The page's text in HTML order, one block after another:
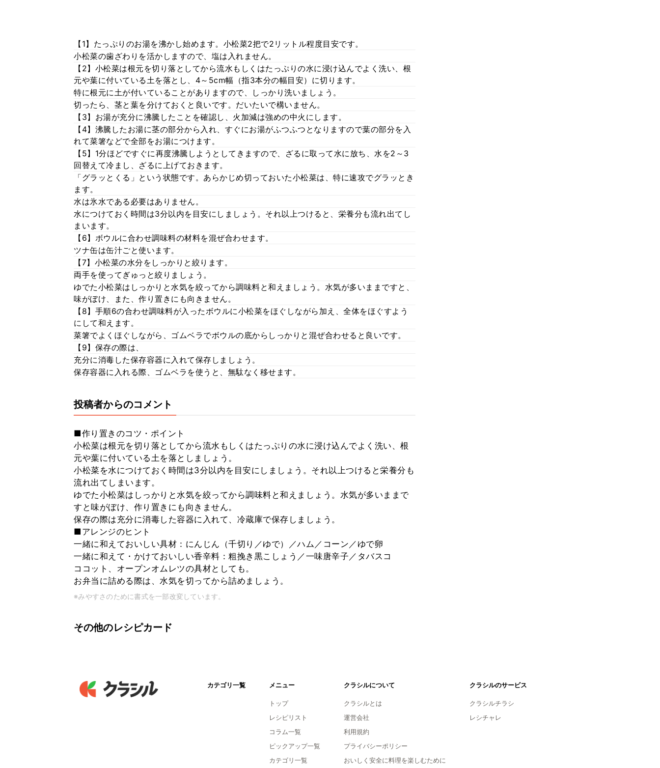
【1】たっぷりのお湯を沸かし始めます。小松菜2把で2リットル程度目安です。
小松菜の歯ざわりを活かしますので、塩は入れません。
【2】小松菜は根元を切り落としてから流水もしくはたっぷりの水に浸け込んでよく洗い、根
元や葉に付いている土を落とし、4～5cm幅（指3本分の幅目安）に切ります。
特に根元に土が付いていることがありますので、しっかり洗いましょう。
切ったら、茎と葉を分けておくと良いです。だいたいで構いません。
【3】お湯が充分に沸騰したことを確認し、火加減は強めの中火にします。
【4】沸騰したお湯に茎の部分から入れ、すぐにお湯がふつふつとなりますので葉の部分を入
れて菜箸などで全部をお湯につけます。
【5】1分ほどですぐに再度沸騰しようとしてきますので、ざるに取って水に放ち、水を2～3
回替えて冷まし、ざるに上げておきます。
「グラッとくる」という状態です。あらかじめ切っておいた小松菜は、特に速攻でグラッとき
ます。
水は氷水である必要はありません。
水につけておく時間は3分以内を目安にしましょう。それ以上つけると、栄養分も流れ出てし
まいます。
【6】ボウルに合わせ調味料の材料を混ぜ合わせます。
ツナ缶は缶汁ごと使います。
【7】小松菜の水分をしっかりと絞ります。
両手を使ってぎゅっと絞りましょう。
ゆでた小松菜はしっかりと水気を絞ってから調味料と和えましょう。水気が多いままですと、
味がぼけ、また、作り置きにも向きません。
【8】手順6の合わせ調味料が入ったボウルに小松菜をほぐしながら加え、全体をほぐすよう
にして和えます。
菜箸でよくほぐしながら、ゴムベラでボウルの底からしっかりと混ぜ合わせると良いです。
【9】保存の際は、
充分に消毒した保存容器に入れて保存しましょう。
保存容器に入れる際、ゴムベラを使うと、無駄なく移せます。
投稿者からのコメント
■作り置きのコツ・ポイント
小松菜は根元を切り落としてから流水もしくはたっぷりの水に浸け込んでよく洗い、根
元や葉に付いている土を落としましょう。
小松菜を水につけておく時間は3分以内を目安にしましょう。それ以上つけると栄養分も
流れ出てしまいます。
ゆでた小松菜はしっかりと水気を絞ってから調味料と和えましょう。水気が多いままで
すと味がぼけ、作り置きにも向きません。
保存の際は充分に消毒した容器に入れて、冷蔵庫で保存しましょう。
■アレンジのヒント
一緒に和えておいしい具材：にんじん（千切り／ゆで）／ハム／コーン／ゆで卵
一緒に和えて・かけておいしい香辛料：粗挽き黒こしょう／一味唐辛子／タバスコ
ココット、オープンオムレツの具材としても。
お弁当に詰める際は、水気を切ってから詰めましょう。
※みやすさのために書式を一部改変しています。
その他のレシピカード
カテゴリ一覧 メニュー
トップ
レシピリスト
コラム一覧
ピックアップ一覧
カテゴリ一覧
クラシルについて
クラシルとは
運営会社
利用規約
プライバシーポリシー
おいしく安全に料理を楽しむために
クラシルのサービス
クラシルチラシ
レシチャレ